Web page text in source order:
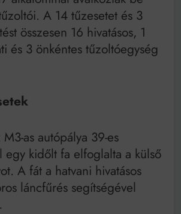
a bevált technológia akkor
A 14 tűzesetet és 3
összesen 16 hivatásos, 1
és 3 önkéntes tűzoltóegység
as autópálya 39-es
egy kidőlt fa elfoglalta a külső
A fát a hatvani hivatásos
láncfűrés segítségével